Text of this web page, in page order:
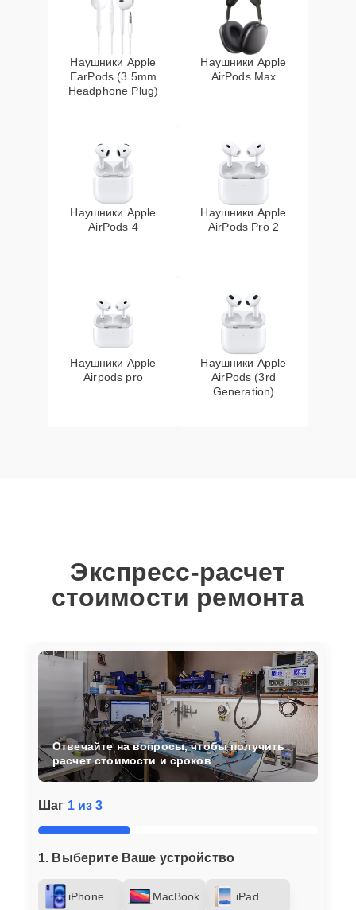
Наушники Apple
EarPods (3.5mm
Headphone Plug)
Наушники Apple
AirPods Max
Наушники Apple
AirPods 4
Наушники Apple
AirPods Pro 2
Наушники Apple
Airpods pro
Наушники Apple
AirPods (3rd
Generation)
Экспресс-расчет
стоимости ремонта
Шаг 1 из 3
1. Выберите Ваше устройство
iPhone MacBook iPad
Отвечайте на вопросы, чтобы получить
расчет стоимости и сроков